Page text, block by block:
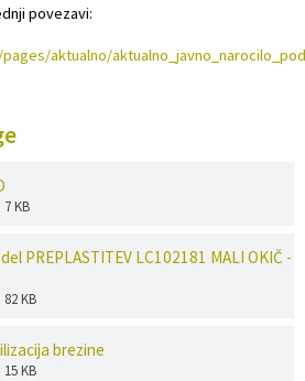
povezavi:
aktualno/
KB
PREPLASTITEV LC102181 MALI OKIČ -
KB
brezine
KB